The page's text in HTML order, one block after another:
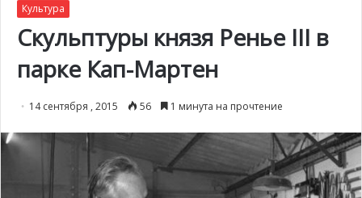
Культура
Скульптуры князя Ренье III в
парке Кап-Мартен
14 сентября , 2015 56 1 минута на прочтение